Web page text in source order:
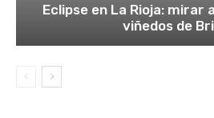
Eclipse en La Rioja: mirar
viñedos de